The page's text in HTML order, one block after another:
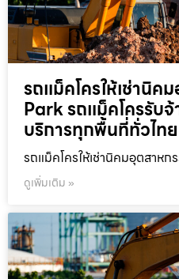
รถแม็คโครให้เช่านิ
Park รถแม็คโครรับจ้
บริการทุกพื้นที่ทั่วไท
รถแม็คโครให้เช่านิคมอุตสาห
ดูเพิ่มเติม »